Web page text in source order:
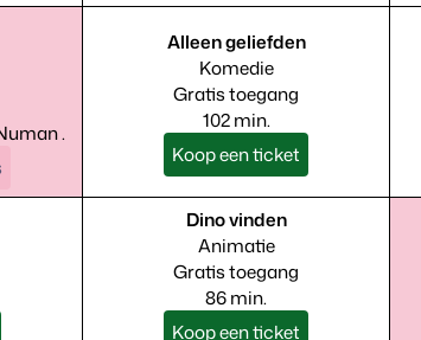
.
Alleen geliefden
Komedie
Gratis toegang
102 min.
Koop een ticket
Dino vinden
Animatie
Gratis toegang
86 min.
Koop een ticket